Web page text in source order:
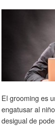
El grooming es
engatusar al
desigual de